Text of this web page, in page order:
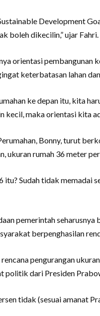
Development
boleh dikecilin,” ujar Fahri.
orientasi pembangunan
keterbatasan lahan
ke depan itu, kita
kecil, maka orientasi kita
Bonny, turut
ukuran rumah 36 meter
itu? Sudah tidak memadai
pemerintah
berpenghasilan
pengurangan
politik dari Presiden
tidak (sesuai amanat